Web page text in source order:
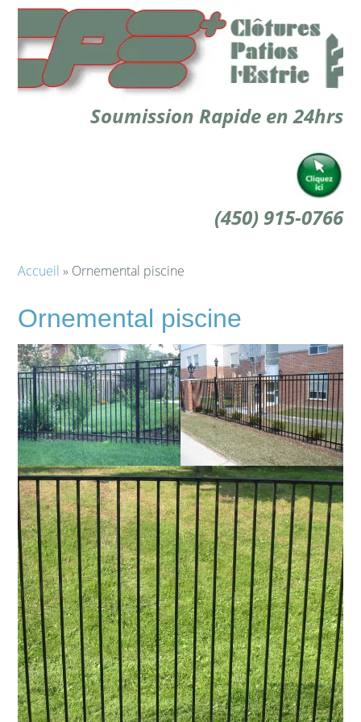
Soumission Rapide en 24hrs
(450) 915-0766
Accueil » Ornemental piscine
Ornemental piscine